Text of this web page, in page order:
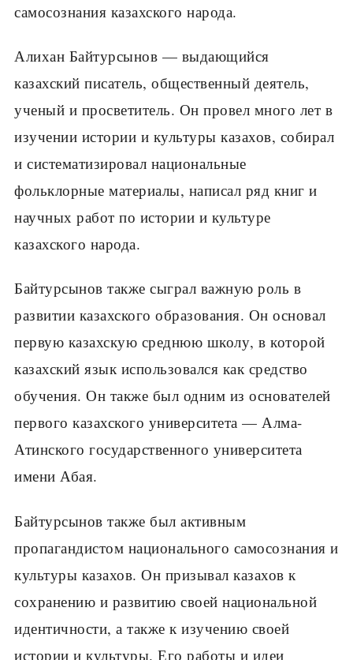
самосознания казахского народа.
Алихан Байтурсынов — выдающийся
казахский писатель, общественный деятель,
ученый и просветитель. Он провел много лет в
изучении истории и культуры казахов, собирал
и систематизировал национальные
фольклорные материалы, написал ряд книг и
научных работ по истории и культуре
казахского народа.
Байтурсынов также сыграл важную роль в
развитии казахского образования. Он основал
первую казахскую среднюю школу, в которой
казахский язык использовался как средство
обучения. Он также был одним из основателей
первого казахского университета — Алма-
Атинского государственного университета
имени Абая.
Байтурсынов также был активным
пропагандистом национального самосознания и
культуры казахов. Он призывал казахов к
сохранению и развитию своей национальной
идентичности, а также к изучению своей
истории и культуры. Его работы и идеи